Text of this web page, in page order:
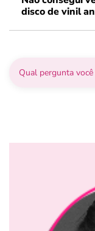
disco de vinil